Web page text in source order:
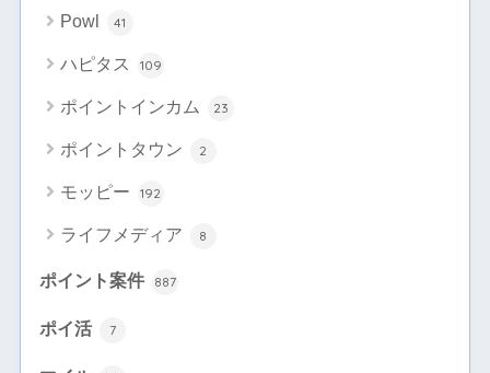
Powl 41
ハピタス 109
ポイントインカム 23
ポイントタウン 2
モッピー 192
ライフメディア 8
ポイント案件 887
ポイ活 7